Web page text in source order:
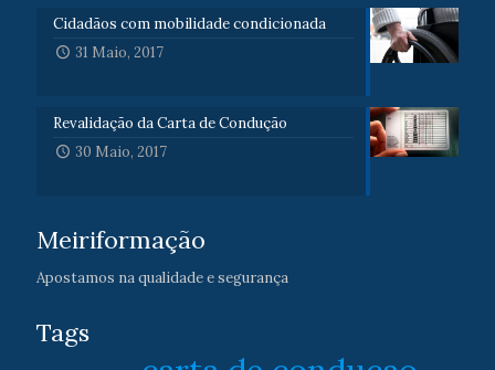
Cidadãos com mobilidade condicionada
31 Maio, 2017
Revalidação da Carta de Condução
30 Maio, 2017
Meiriformação
Apostamos na qualidade e segurança
Tags